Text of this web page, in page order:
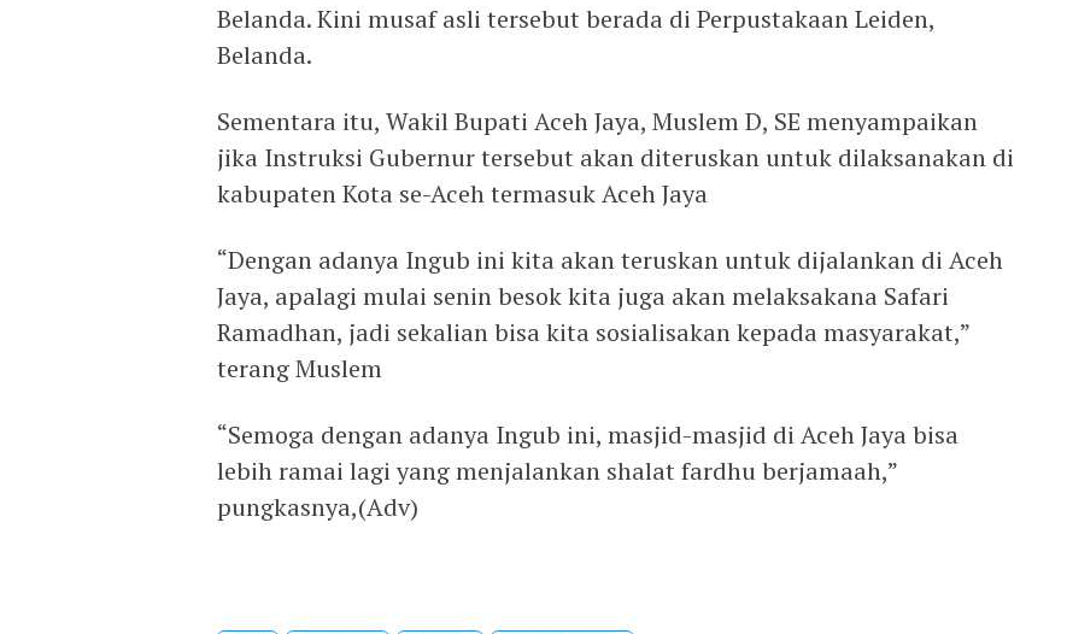
Belanda. Kini musaf asli tersebut berada di Perpustakaan Leiden,
Belanda.
Sementara itu, Wakil Bupati Aceh Jaya, Muslem D, SE menyampaikan
jika Instruksi Gubernur tersebut akan diteruskan untuk dilaksanakan di
kabupaten Kota se-Aceh termasuk Aceh Jaya
“Dengan adanya Ingub ini kita akan teruskan untuk dijalankan di Aceh
Jaya, apalagi mulai senin besok kita juga akan melaksakana Safari
Ramadhan, jadi sekalian bisa kita sosialisakan kepada masyarakat,”
terang Muslem
“Semoga dengan adanya Ingub ini, masjid-masjid di Aceh Jaya bisa
lebih ramai lagi yang menjalankan shalat fardhu berjamaah,”
pungkasnya,(Adv)